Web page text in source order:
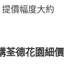
價幅度大約
荃德花園細價